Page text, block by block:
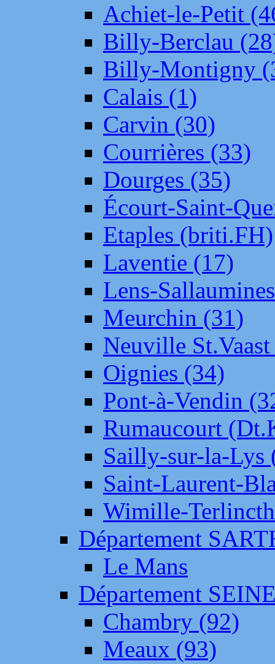
Achiet-le-Petit
Billy-Berclau
Billy-Montigny
Calais (1)
Carvin (30)
Courrières (33)
Dourges (35)
Écourt-Saint-
Etaples (briti.FH)
Laventie (17)
Lens-
Meurchin (31)
Neuville
Oignies (34)
Pont-à-Vendin
Rumaucourt
Sailly-sur-la-Lys
Saint-Laurent-
Wimille-
Département
Le Mans
Département
Chambry (92)
Meaux (93)